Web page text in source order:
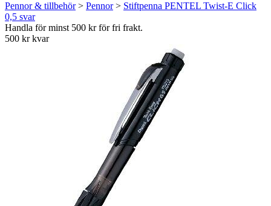
Pennor & tillbehör> Pennor> Stiftpenna PENTEL Twist-E Click
0,5 svar
Handla för minst 500 kr för fri frakt.
500 kr kvar